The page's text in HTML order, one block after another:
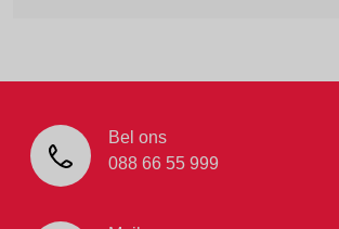
Bel ons
088 66 55 999